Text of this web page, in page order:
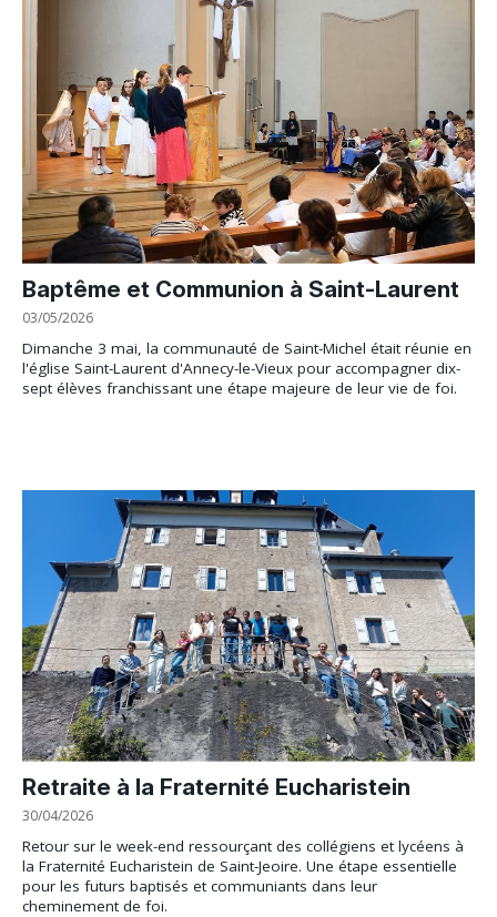
Baptême et Communion à Saint-Laurent
03/05/2026
Dimanche 3 mai, la communauté de Saint-Michel était réunie en
l'église Saint-Laurent d'Annecy-le-Vieux pour accompagner dix-
sept élèves franchissant une étape majeure de leur vie de foi.
Retraite à la Fraternité Eucharistein
30/04/2026
Retour sur le week-end ressourçant des collégiens et lycéens à
la Fraternité Eucharistein de Saint-Jeoire. Une étape essentielle
pour les futurs baptisés et communiants dans leur
cheminement de foi.